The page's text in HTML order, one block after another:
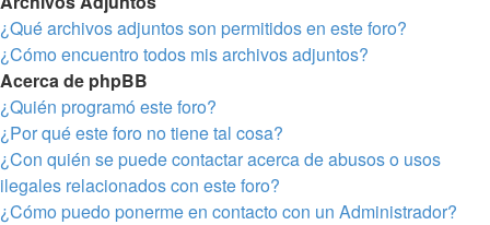
¿Qué archivos adjuntos son permitidos en este foro?
¿Cómo encuentro todos mis archivos adjuntos?
Acerca de phpBB
¿Quién programó este foro?
¿Por qué este foro no tiene tal cosa?
¿Con quién se puede contactar acerca de abusos o usos
ilegales relacionados con este foro?
¿Cómo puedo ponerme en contacto con un Administrador?